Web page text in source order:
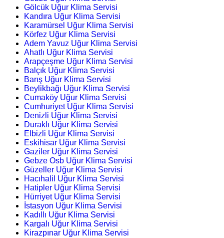
Gölcük Uğur Klima Servisi
Kandıra Uğur Klima Servisi
Karamürsel Uğur Klima Servisi
Körfez Uğur Klima Servisi
Adem Yavuz Uğur Klima Servisi
Ahatlı Uğur Klima Servisi
Arapçeşme Uğur Klima Servisi
Balçık Uğur Klima Servisi
Barış Uğur Klima Servisi
Beylikbağı Uğur Klima Servisi
Cumaköy Uğur Klima Servisi
Cumhuriyet Uğur Klima Servisi
Denizli Uğur Klima Servisi
Duraklı Uğur Klima Servisi
Elbizli Uğur Klima Servisi
Eskihisar Uğur Klima Servisi
Gaziler Uğur Klima Servisi
Gebze Osb Uğur Klima Servisi
Güzeller Uğur Klima Servisi
Hacıhalil Uğur Klima Servisi
Hatipler Uğur Klima Servisi
Hürriyet Uğur Klima Servisi
İstasyon Uğur Klima Servisi
Kadıllı Uğur Klima Servisi
Kargalı Uğur Klima Servisi
Kirazpınar Uğur Klima Servisi